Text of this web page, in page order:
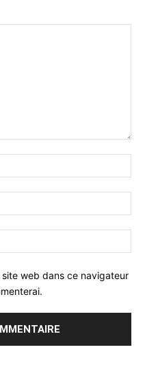
web dans ce navigateur